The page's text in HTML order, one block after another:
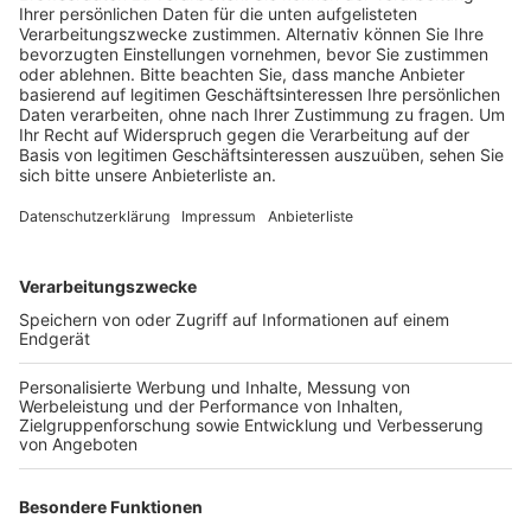
Straße in Frechen bezogen, der Großteil der
Lehrveranstaltungen findet aber wegen der
Corona-Lage nur online statt.
Veröffentlicht:Mittwoch, 24.06.2020 15:26
Anzeige
Das soll sich aber ändern: Schon nächste Woche
dürfen auch wieder Gruppen von 30 Studierenden
unter den Abstandsregeln unterrichtet werden. In
Frechen werden zum Beispiel Fächer wie
Wirtschaftsingenieurswissenschaften,
Modemanagement oder Betriebswirtschaft
Hochschule jetzt auf. In der nächsten Woche